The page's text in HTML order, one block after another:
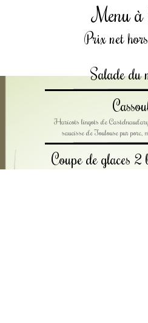
Menu
Prix net
Salade du
Haricots lingots de
saucisse de Toulouse pur porc,
Coupe de glaces 2